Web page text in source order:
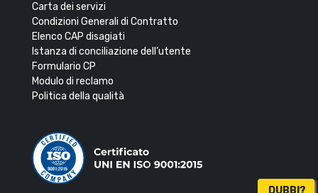
Carta dei servizi
Condizioni Generali di Contratto
Elenco CAP disagiati
Istanza di conciliazione dell’utente
Formulario CP
Modulo di reclamo
Politica della qualità
DUBBI?